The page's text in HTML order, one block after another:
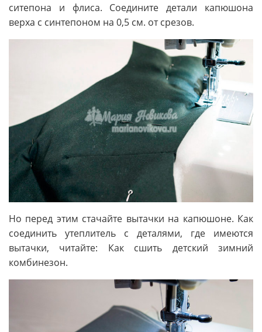
ситепона и флиса. Соедините детали капюшона
верха с синтепоном на 0,5 см. от срезов.
Но перед этим стачайте вытачки на капюшоне. Как
соединить утеплитель с деталями, где имеются
вытачки, читайте: Как сшить детский зимний
комбинезон.